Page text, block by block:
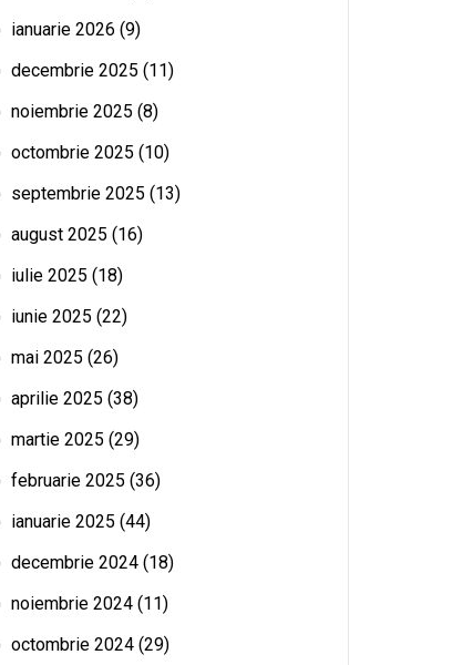
ianuarie 2026 (9)
decembrie 2025 (11)
noiembrie 2025 (8)
octombrie 2025 (10)
septembrie 2025 (13)
august 2025 (16)
iulie 2025 (18)
iunie 2025 (22)
mai 2025 (26)
aprilie 2025 (38)
martie 2025 (29)
februarie 2025 (36)
ianuarie 2025 (44)
decembrie 2024 (18)
noiembrie 2024 (11)
octombrie 2024 (29)